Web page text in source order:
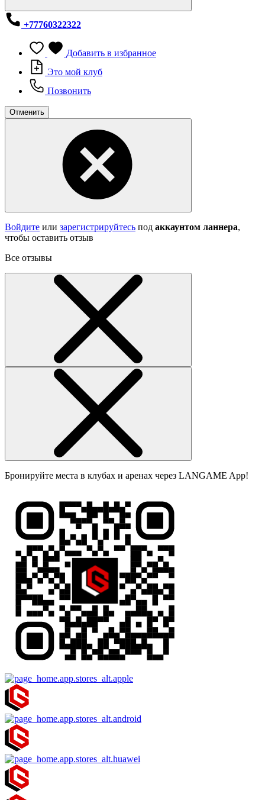
+77760322322
Добавить в избранное
Это мой клуб
Позвонить
Отменить
Войдите или зарегистрируйтесь под аккаунтом ланнера,
чтобы оставить отзыв
Все отзывы
Бронируйте места в клубах и аренах через LANGAME App!